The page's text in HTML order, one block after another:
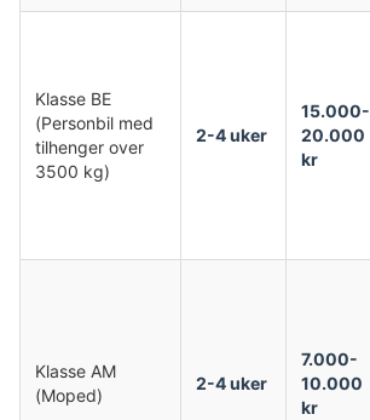
Klasse BE
(Personbil med
tilhenger over
3500 kg)
2-4 uker
15.000-
20.000
kr
Klasse AM
(Moped)
2-4 uker
7.000-
10.000
kr